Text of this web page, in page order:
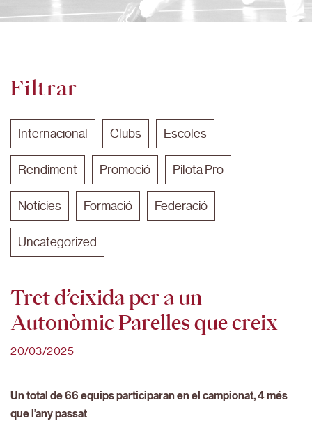
Filtrar
Internacional Clubs Escoles
Rendiment Promoció Pilota Pro
Notícies Formació Federació
Uncategorized
Tret d’eixida per a un
Autonòmic Parelles que creix
20/03/2025
Un total de 66 equips participaran en el campionat, 4 més
que l’any passat